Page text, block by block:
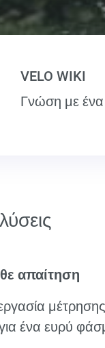
VELO WIKI
Γνώση με ένα
απαίτηση
ένα ευρύ